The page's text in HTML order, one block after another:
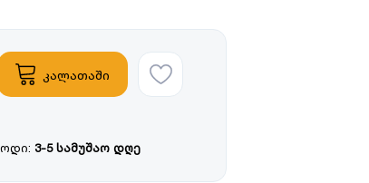
კალათაში
3-5 სამუშაო დღე